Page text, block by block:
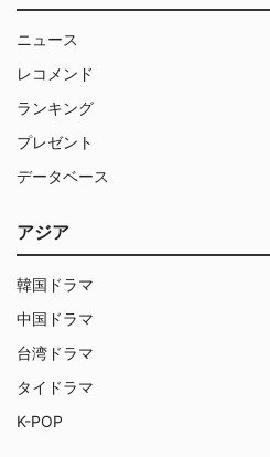
ニュース
レコメンド
ランキング
プレゼント
データベース
アジア
韓国ドラマ
中国ドラマ
台湾ドラマ
タイドラマ
K-POP